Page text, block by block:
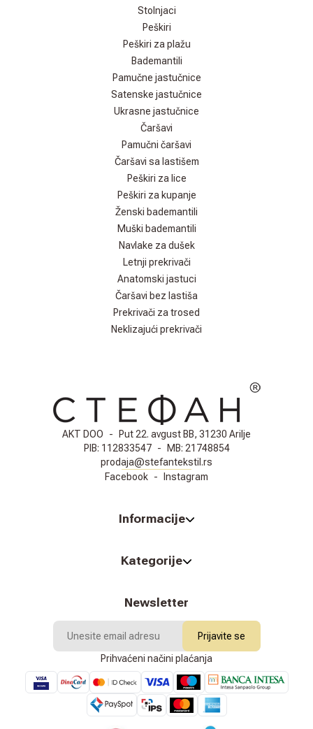
Stolnjaci
Peškiri
Peškiri za plažu
Bademantili
Pamučne jastučnice
Satenske jastučnice
Ukrasne jastučnice
Čaršavi
Pamučni čaršavi
Čaršavi sa lastišem
Peškiri za lice
Peškiri za kupanje
Ženski bademantili
Muški bademantili
Navlake za dušek
Letnji prekrivači
Anatomski jastuci
Čaršavi bez lastiša
Prekrivači za trosed
Neklizajući prekrivači
AKT DOO - Put 22. avgust BB, 31230 Arilje
PIB: 112833547 - MB: 21748854
prodaja@stefantekstil.rs
Facebook - Instagram
Informacije
Kategorije
Newsletter
Prijavite se
Prihvaćeni načini plaćanja